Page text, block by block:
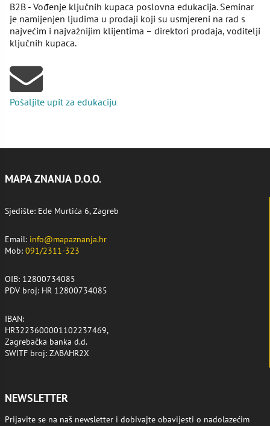
B2B - Vođenje ključnih kupaca poslovna edukacija. Seminar
je namijenjen ljudima u prodaji koji su usmjereni na rad s
najvećim i najvažnijim klijentima – direktori prodaja, voditelji
ključnih kupaca.
Pošaljite upit za edukaciju
MAPA ZNANJA D.O.O.
Sjedište: Ede Murtića 6, Zagreb
Email: info@mapaznanja.hr
Mob: 091/2311-323
OIB: 12800734085
PDV broj: HR 12800734085
IBAN:
HR3223600001102237469,
Zagrebačka banka d.d.
SWITF broj: ZABAHR2X
NEWSLETTER
Prijavite se na naš newsletter i dobivajte obavijesti o nadolazećim